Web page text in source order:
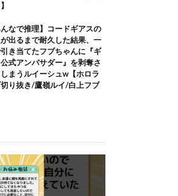
んなで推理】コードギアスの
出るまで耐久した結果、一
き当てたフブちゃんに『ギ
式アンバサダー』を剥奪さ
まうルイーシュw【ホロラ
り抜き/鷹嶺ルイ/白上フブ